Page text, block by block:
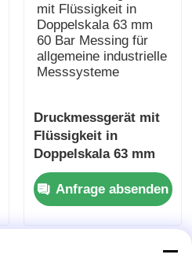
Druckmessgerät mit
Flüssigkeit in
Doppelskala 63 mm
60 Bar Messing für
allgemeine
industrielle
Messsysteme
Anfrage absenden